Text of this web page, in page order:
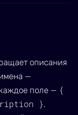
описания
—
поле — {
}.